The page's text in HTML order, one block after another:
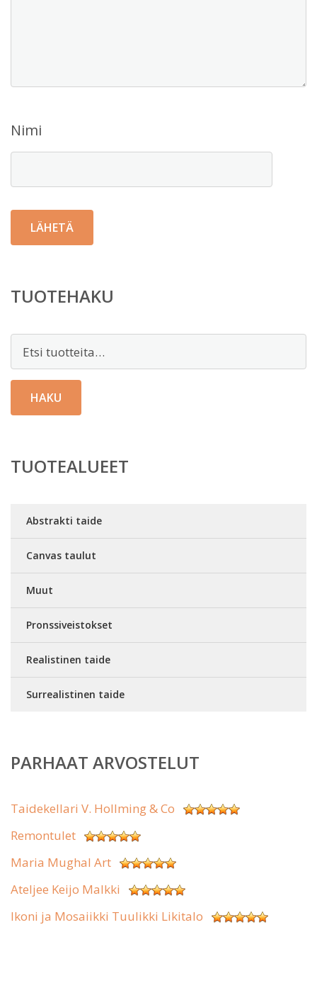
Nimi
TUOTEHAKU
HAKU
TUOTEALUEET
Abstrakti taide
Canvas taulut
Muut
Pronssiveistokset
Realistinen taide
Surrealistinen taide
PARHAAT ARVOSTELUT
Taidekellari V. Hollming & Co
Remontulet
Maria Mughal Art
Ateljee Keijo Malkki
Ikoni ja Mosaiikki Tuulikki Likitalo